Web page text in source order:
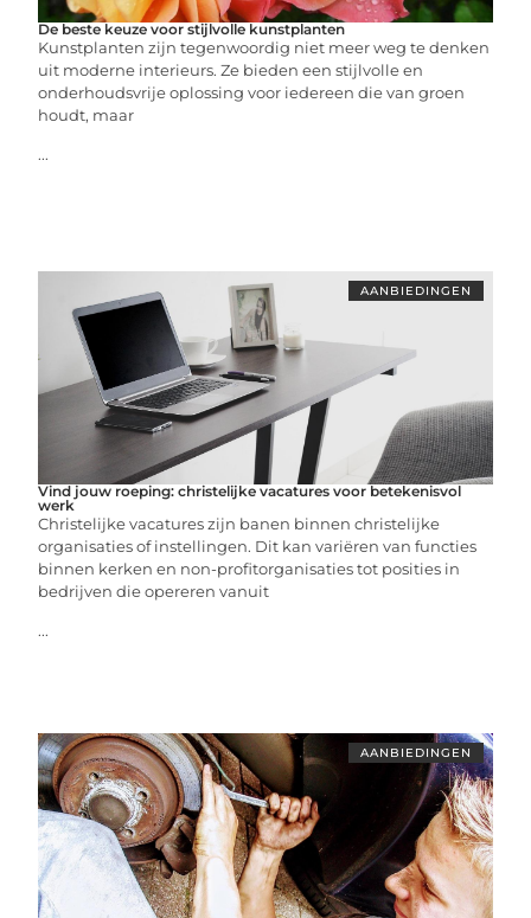
De beste keuze voor stijlvolle kunstplanten
Kunstplanten zijn tegenwoordig niet meer weg te denken
uit moderne interieurs. Ze bieden een stijlvolle en
onderhoudsvrije oplossing voor iedereen die van groen
houdt, maar
...
AANBIEDINGEN
Vind jouw roeping: christelijke vacatures voor betekenisvol
werk
Christelijke vacatures zijn banen binnen christelijke
organisaties of instellingen. Dit kan variëren van functies
binnen kerken en non-profitorganisaties tot posities in
bedrijven die opereren vanuit
...
AANBIEDINGEN